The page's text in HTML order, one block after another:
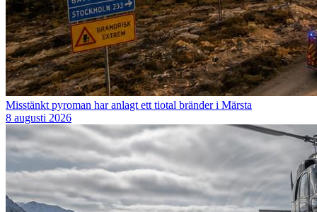
Misstänkt pyroman har anlagt ett tiotal bränder i Märsta
8 augusti 2026